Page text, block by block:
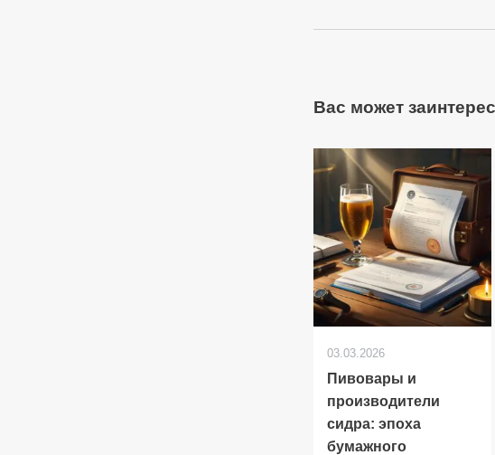
Вас может
03.03.2026
Пивовары и
производители
сидра: эпоха
бумажного